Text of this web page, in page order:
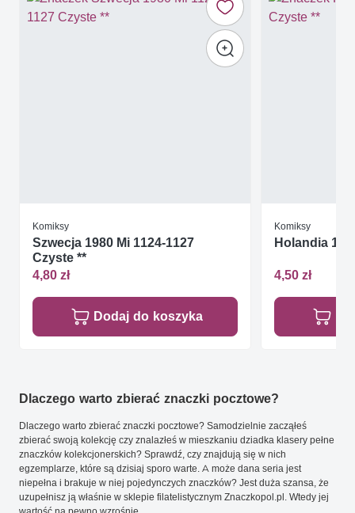
Komiksy
Szwecja 1980 Mi 1124-1127
Czyste **
4,80 zł
Dodaj do koszyka
Komiksy
Holandia
4,50 zł
Dlaczego warto zbierać znaczki pocztowe?
Dlaczego warto zbierać znaczki pocztowe? Samodzielnie zacząłeś
zbierać swoją kolekcję czy znalazłeś w mieszkaniu dziadka klasery pełne
znaczków kolekcjonerskich? Sprawdź, czy znajdują się w nich
egzemplarze, które są dzisiaj sporo warte. A może dana seria jest
niepełna i brakuje w niej pojedynczych znaczków? Jest duża szansa, że
uzupełnisz ją właśnie w sklepie filatelistycznym Znaczkopol.pl. Wtedy jej